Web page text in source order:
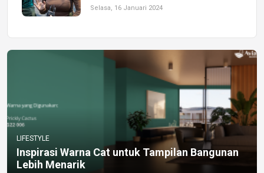
Selasa, 16 Januari 2024
LIFESTYLE
Inspirasi Warna Cat untuk Tampilan Bangunan
Lebih Menarik